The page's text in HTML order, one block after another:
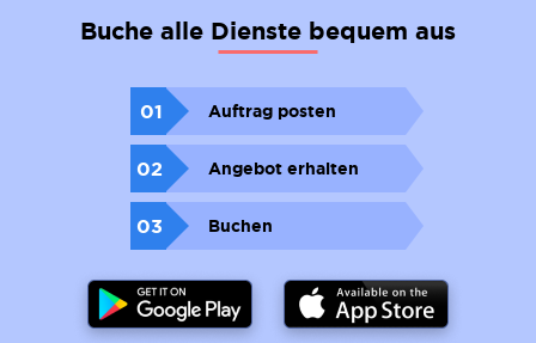
Buche alle Dienste bequem aus
01 Auftrag posten
02 Angebot erhalten
03 Buchen